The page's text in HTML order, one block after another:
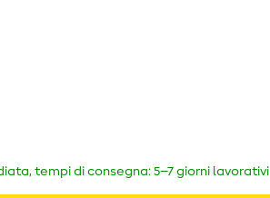
tempi di consegna: 5–7 giorni lavorativi